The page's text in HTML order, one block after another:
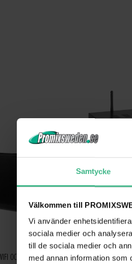
Samtycke
Välkommen till
Vi använder
sociala medier och
till de sociala medier och
med annan information som
POWER DYNAMICS WS50AB SVART WIFI OCH BLUETOOTH AKTIVA HÖGTALARSET